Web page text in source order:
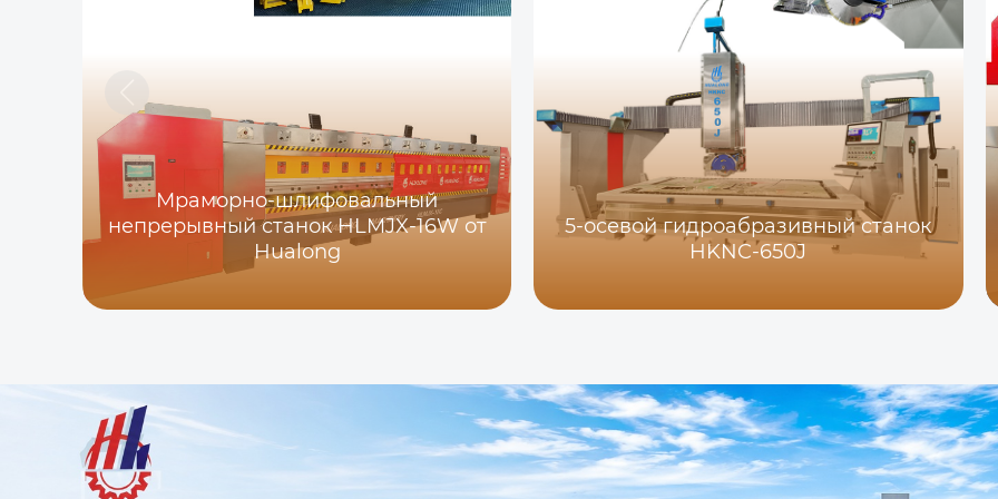
Мраморно-шлифовальный
непрерывный станок HLMJX-16W от
Hualong
5-осевой гидроабразивный станок
HKNC-650J